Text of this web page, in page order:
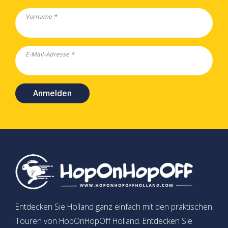
Vorname *
E-Mail-Adresse *
Anmelden
Entdecken Sie Holland ganz einfach mit den praktischen
Touren von HopOnHopOff Holland. Entdecken Sie